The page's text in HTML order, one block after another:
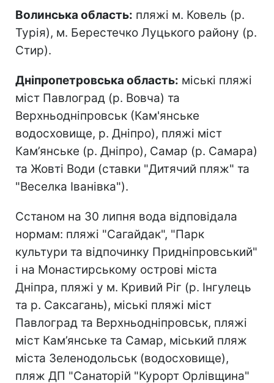
Волинська область: пляжі м. Ковель (р.
Турія), м. Берестечко Луцького району (р.
Стир).
Дніпропетровська область: міські пляжі
міст Павлоград (р. Вовча) та
Верхньодніпровськ (Кам'янське
водосховище, р. Дніпро), пляжі міст
Кам’янське (р. Дніпро), Самар (р. Самара)
та Жовті Води (ставки "Дитячий пляж" та
"Веселка Іванівка").
Сстаном на 30 липня вода відповідала
нормам: пляжі "Сагайдак", "Парк
культури та відпочинку Придніпровський"
і на Монастирському острові міста
Дніпра, пляжі у м. Кривий Ріг (р. Інгулець
та р. Саксагань), міські пляжі міст
Павлоград та Верхньодніпровськ, пляжі
міст Кам’янське та Самар, міський пляж
міста Зеленодольськ (водосховище),
пляж ДП "Санаторій "Курорт Орлівщина"